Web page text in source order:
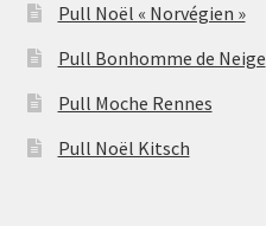
Pull Noël « Norvégien »
Pull Bonhomme de Neige
Pull Moche Rennes
Pull Noël Kitsch